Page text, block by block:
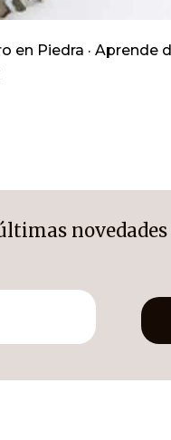
en Piedra · Aprende
novedades